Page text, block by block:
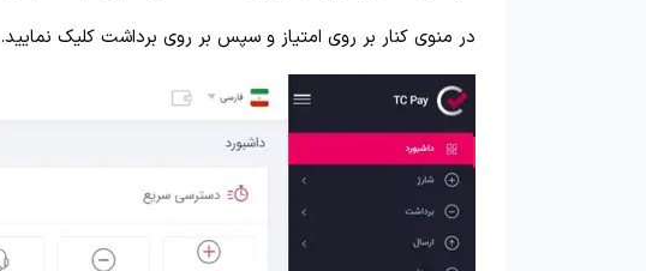
در منوی کنار بر روی امتیاز و سپس بر روی برداشت کلیک نمایید.